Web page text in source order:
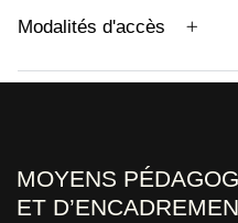
Modalités d'accès
MOYENS
ET